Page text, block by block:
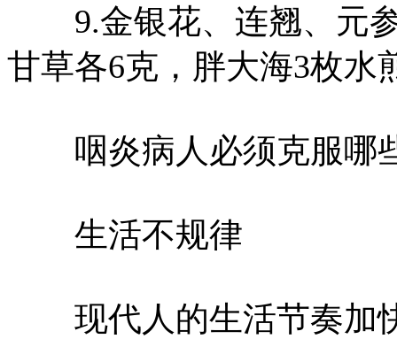
9.金银花、连翘、元参
甘草各6克，胖大海3枚水
咽炎病人必须克服哪
生活不规律
现代人的生活节奏加